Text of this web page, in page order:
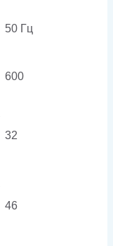
50 Гц
600
32
46